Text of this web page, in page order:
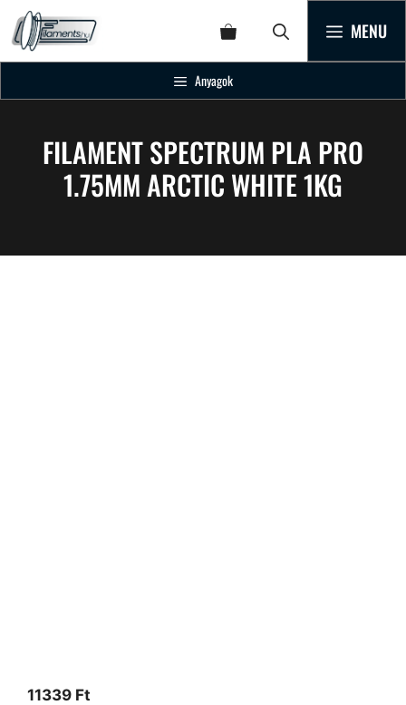
MENU
Anyagok
FILAMENT SPECTRUM PLA PRO
1.75MM ARCTIC WHITE 1KG
11339 Ft